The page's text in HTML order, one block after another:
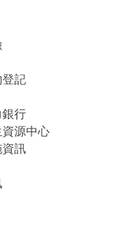
登記
銀行
源中心
資訊